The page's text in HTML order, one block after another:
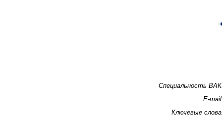
Специальность
E-
Ключевые